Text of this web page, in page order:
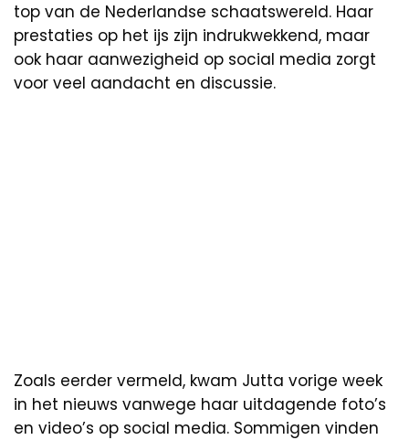
top van de Nederlandse schaatswereld. Haar
prestaties op het ijs zijn indrukwekkend, maar
ook haar aanwezigheid op social media zorgt
voor veel aandacht en discussie.
Zoals eerder vermeld, kwam Jutta vorige week
in het nieuws vanwege haar uitdagende foto’s
en video’s op social media. Sommigen vinden